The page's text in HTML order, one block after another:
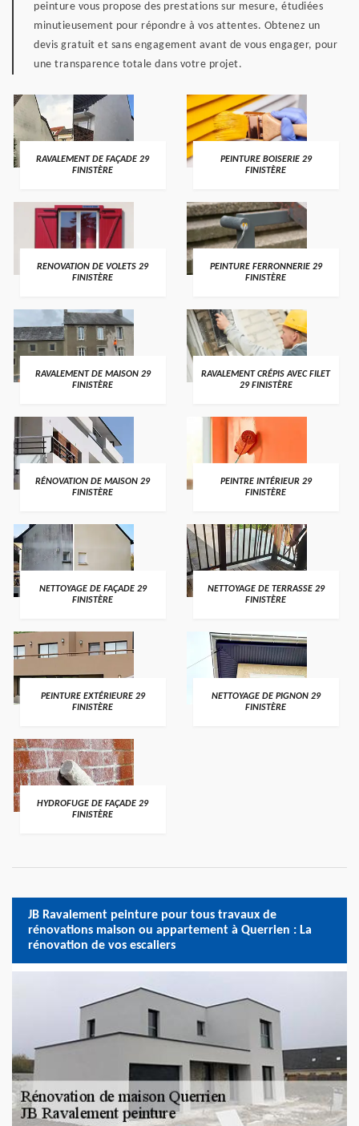
peinture vous propose des prestations sur mesure, étudiées
minutieusement pour répondre à vos attentes. Obtenez un
devis gratuit et sans engagement avant de vous engager, pour
une transparence totale dans votre projet.
RAVALEMENT DE FAÇADE 29
FINISTÈRE
PEINTURE BOISERIE 29
FINISTÈRE
RENOVATION DE VOLETS 29
FINISTÈRE
PEINTURE FERRONNERIE 29
FINISTÈRE
RAVALEMENT DE MAISON 29
FINISTÈRE
RAVALEMENT CRÉPIS AVEC FILET
29 FINISTÈRE
RÉNOVATION DE MAISON 29
FINISTÈRE
PEINTRE INTÉRIEUR 29
FINISTÈRE
NETTOYAGE DE FAÇADE 29
FINISTÈRE
NETTOYAGE DE TERRASSE 29
FINISTÈRE
PEINTURE EXTÉRIEURE 29
FINISTÈRE
NETTOYAGE DE PIGNON 29
FINISTÈRE
HYDROFUGE DE FAÇADE 29
FINISTÈRE
JB Ravalement peinture pour tous travaux de
rénovations maison ou appartement à Querrien : La
rénovation de vos escaliers